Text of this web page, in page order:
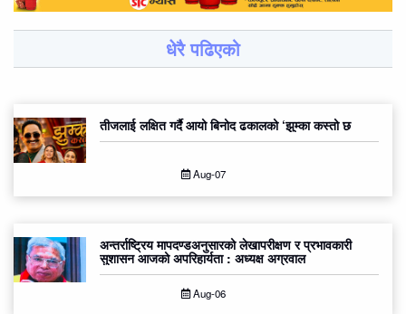
धेरै पढिएको
तीजलाई लक्षित गर्दै आयो बिनोद ढकालको ‘झुम्का कस्तो छ
Aug-07
अन्तर्राष्ट्रिय मापदण्डअनुसारको लेखापरीक्षण र प्रभावकारी
सुशासन आजको अपरिहार्यता : अध्यक्ष अग्रवाल
Aug-06